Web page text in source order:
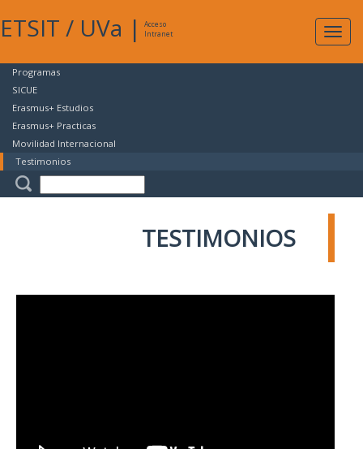
ETSIT / UVa |
Acceso
Intranet
Programas
SICUE
Erasmus+ Estudios
Erasmus+ Practicas
Movilidad Internacional
Testimonios
TESTIMONIOS